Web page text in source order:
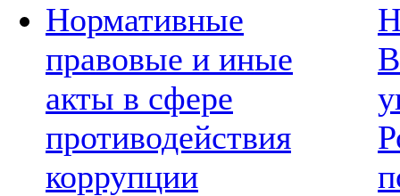
Нормативные
правовые и иные
акты в сфере
противодействия
коррупции